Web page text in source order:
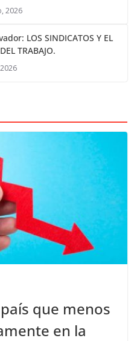
2026
LOS SINDICATOS Y EL
TRABAJO.
que menos
en la